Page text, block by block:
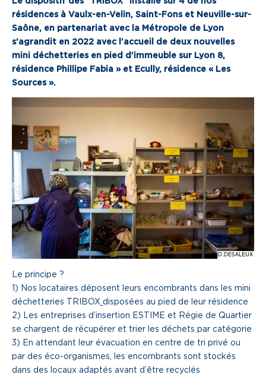
Notre vision
Notre projet d’entreprise
Notre organisation
Nous rejoindre
Nos métiers
Notre culture
résidences à Vaulx-en-Velin, Saint-Fons et Neuville-sur-
Saône, en partenariat avec la Métropole de Lyon
s’agrandit en 2022 avec l’accueil de deux nouvelles
mini déchetteries en pied d’immeuble sur Lyon 8,
résidence Phillipe Fabia » et Ecully, résidence « Les
Sources ».
Le principe ?
1) Nos locataires déposent leurs encombrants dans les mini
déchetteries TRIBOX disposées au pied de leur résidence
2) Les entreprises d’insertion ESTIME et Régie de Quartier
se chargent de récupérer et trier les déchets par catégorie
3) En attendant leur évacuation en centre de tri privé ou
par des éco-organismes, les encombrants sont stockés
dans des locaux adaptés avant d’être recyclés